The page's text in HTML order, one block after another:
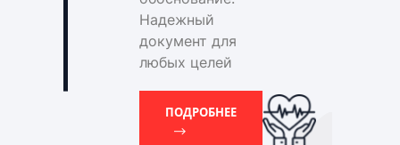
Надежный
документ для
любых целей
ПОДРОБНЕЕ